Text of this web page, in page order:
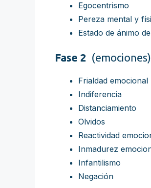
Egocentrismo
Pereza mental y
Estado de ánimo
Fase 2 (emociones)
Frialdad emocional
Indiferencia
Distanciamiento
Olvidos
Reactividad
Inmadurez
Infantilismo
Negación